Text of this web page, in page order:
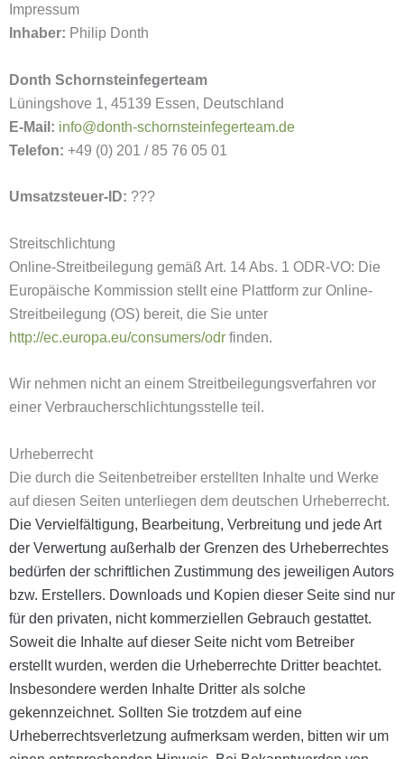
Impressum
Inhaber: Philip Donth
Donth Schornsteinfegerteam
Lüningshove 1, 45139 Essen, Deutschland
E-Mail: info@donth-schornsteinfegerteam.de
Telefon: +49 (0) 201 / 85 76 05 01
Umsatzsteuer-ID: ???
Streitschlichtung
Online-Streitbeilegung gemäß Art. 14 Abs. 1 ODR-VO: Die
Europäische Kommission stellt eine Plattform zur Online-
Streitbeilegung (OS) bereit, die Sie unter
http://ec.europa.eu/consumers/odr finden.
Wir nehmen nicht an einem Streitbeilegungsverfahren vor
einer Verbraucherschlichtungsstelle teil.
Urheberrecht
Die durch die Seitenbetreiber erstellten Inhalte und Werke
auf diesen Seiten unterliegen dem deutschen Urheberrecht.
Die Vervielfältigung, Bearbeitung, Verbreitung und jede Art
der Verwertung außerhalb der Grenzen des Urheberrechtes
bedürfen der schriftlichen Zustimmung des jeweiligen Autors
bzw. Erstellers. Downloads und Kopien dieser Seite sind nur
für den privaten, nicht kommerziellen Gebrauch gestattet.
Soweit die Inhalte auf dieser Seite nicht vom Betreiber
erstellt wurden, werden die Urheberrechte Dritter beachtet.
Insbesondere werden Inhalte Dritter als solche
gekennzeichnet. Sollten Sie trotzdem auf eine
Urheberrechtsverletzung aufmerksam werden, bitten wir um